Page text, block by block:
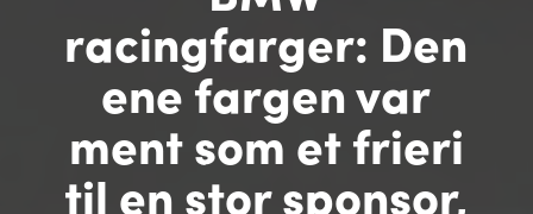
racingfarger: Den
ene fargen var
ment som et frieri
til en stor sponsor,